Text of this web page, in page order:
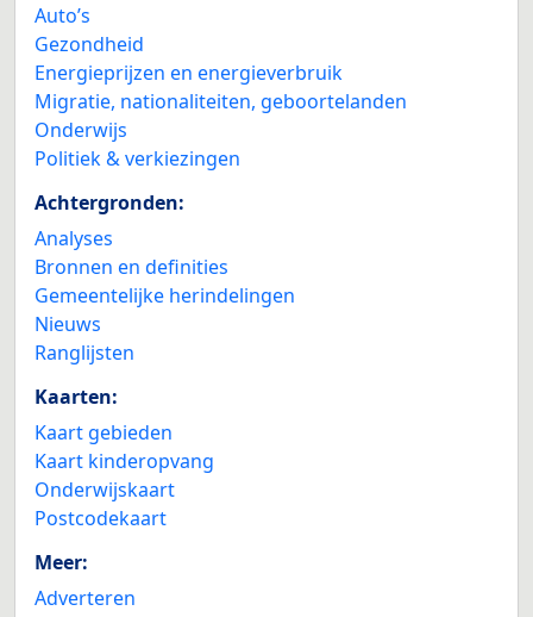
Auto’s
Gezondheid
Energieprijzen en energieverbruik
Migratie, nationaliteiten, geboortelanden
Onderwijs
Politiek & verkiezingen
Achtergronden:
Analyses
Bronnen en definities
Gemeentelijke herindelingen
Nieuws
Ranglijsten
Kaarten:
Kaart gebieden
Kaart kinderopvang
Onderwijskaart
Postcodekaart
Meer:
Adverteren